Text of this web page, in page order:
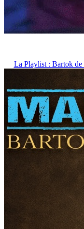
La Playlist : Bartok